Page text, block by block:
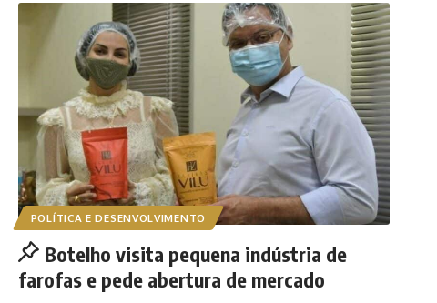
POLÍTICA E DESENVOLVIMENTO
Botelho visita pequena indústria de
farofas e pede abertura de mercado